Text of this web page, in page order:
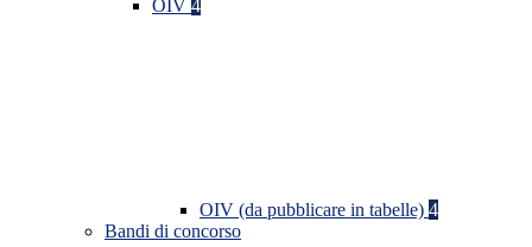
OIV 4
OIV (da pubblicare in tabelle) 4
Bandi di concorso